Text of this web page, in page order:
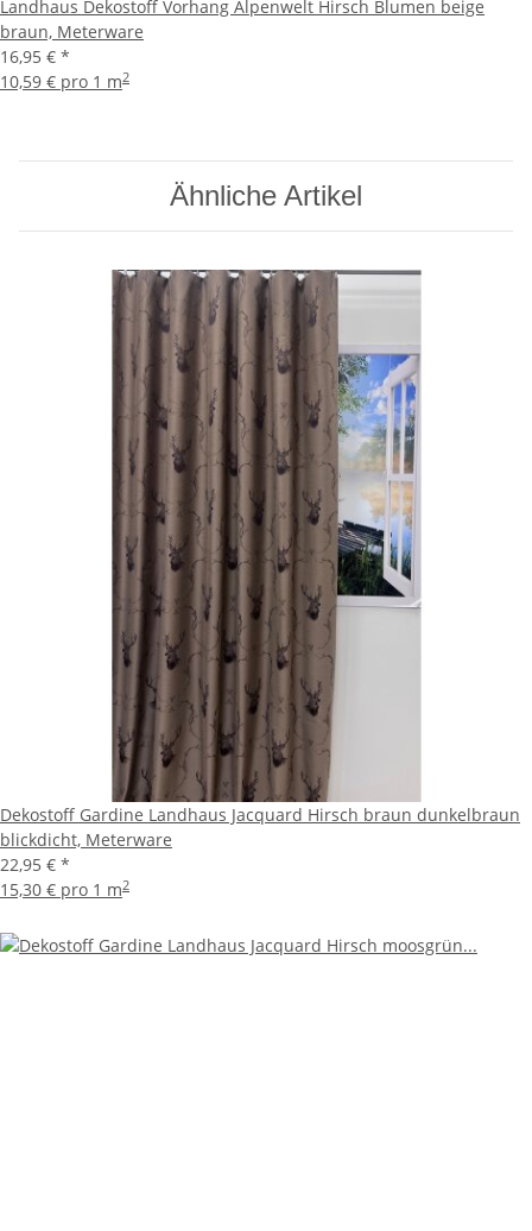
Landhaus Dekostoff Vorhang Alpenwelt Hirsch Blumen beige
braun, Meterware
16,95 € *
10,59 € pro 1 m2
Ähnliche Artikel
Dekostoff Gardine Landhaus Jacquard Hirsch braun dunkelbraun
blickdicht, Meterware
22,95 € *
15,30 € pro 1 m2